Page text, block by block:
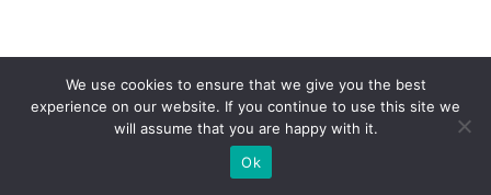
We use cookies to ensure that we give you the best
experience on our website. If you continue to use this site we
will assume that you are happy with it.
Ok